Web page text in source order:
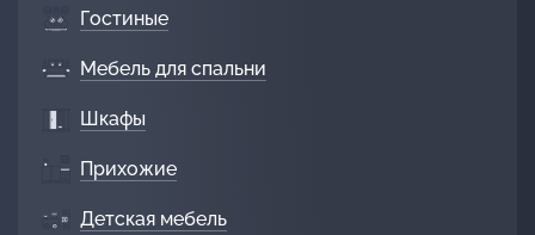
Гостиные
Мебель для спальни
Шкафы
Прихожие
Детская мебель